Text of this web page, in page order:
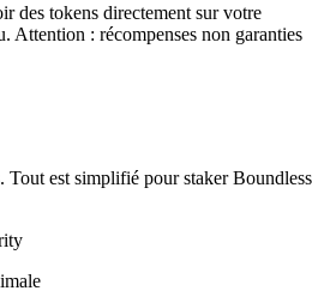
des tokens directement sur votre
Attention : récompenses non garanties
est simplifié pour staker Boundless